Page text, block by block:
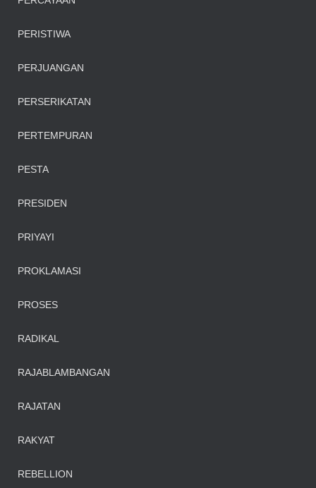
PERISTIWA
PERJUANGAN
PERSERIKATAN
PERTEMPURAN
PESTA
PRESIDEN
PRIYAYI
PROKLAMASI
PROSES
RADIKAL
RAJABLAMBANGAN
RAJATAN
RAKYAT
REBELLION